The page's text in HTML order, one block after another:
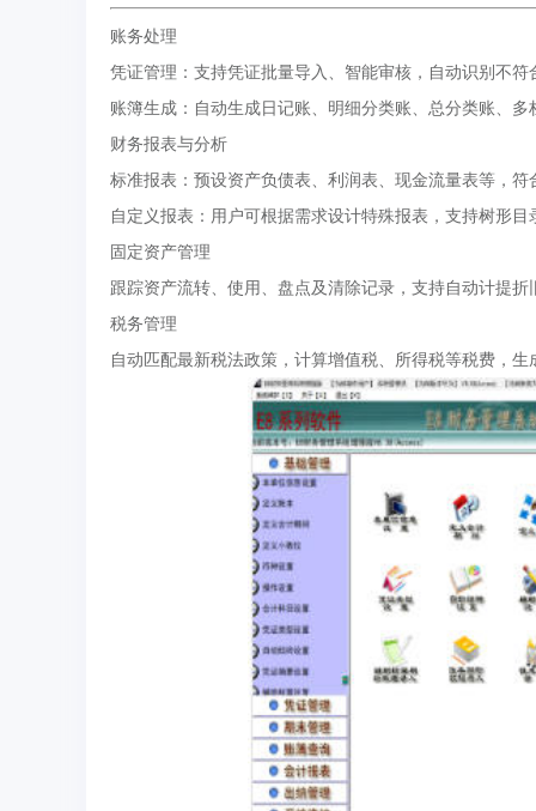
账务处理
凭证管理：支持凭证批量导入、智能审核，自动识别不符
账簿生成：自动生成日记账、明细分类账、总分类账、
财务报表与分析
标准报表：预设资产负债表、利润表、现金流量表等，符
自定义报表：用户可根据需求设计特殊报表，支持树形
固定资产管理
跟踪资产流转、使用、盘点及清除记录，支持自动计提
税务管理
自动匹配最新税法政策，计算增值税、所得税等税费，